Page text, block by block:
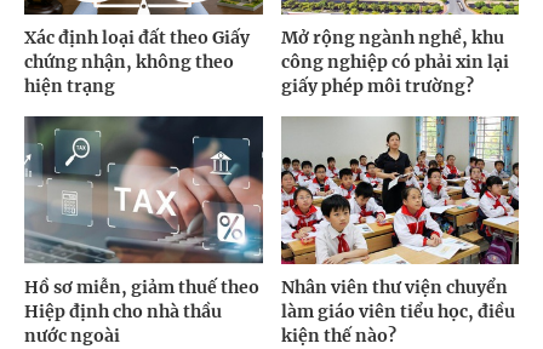
Xác định loại đất theo Giấy
chứng nhận, không theo
hiện trạng
Mở rộng ngành nghề, khu
công nghiệp có phải xin lại
giấy phép môi trường?
Hồ sơ miễn, giảm thuế theo
Hiệp định cho nhà thầu
nước ngoài
Nhân viên thư viện chuyển
làm giáo viên tiểu học, điều
kiện thế nào?